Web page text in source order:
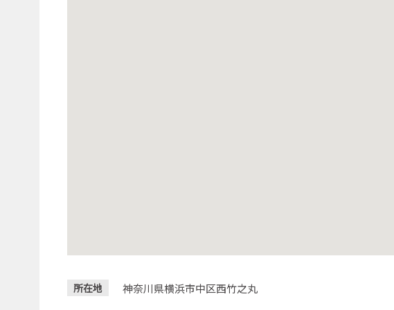
所在地 神奈川県横浜市中区西竹之丸